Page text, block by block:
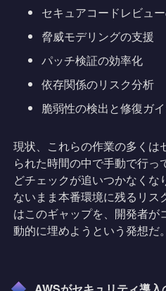
セキュアコードレビュ
脅威モデリングの支援
パッチ検証の効率化
依存関係のリスク分析
脆弱性の検出と修復ガ
現状、これらの作業の多くは
られた時間の中で手動で行っ
どチェックが追いつかなく
ないまま本番環境に残るリ
はこのギャップを、開発者が
動的に埋めようという発想だ。